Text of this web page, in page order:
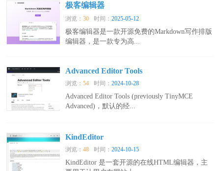
极客编辑器
浏览：30 时间：2025-05-12
极客编辑器是一款开源免费的Markdown写作排版
编辑器，是一款专为高...
Advanced Editor Tools
浏览：54 时间：2024-10-28
Advanced Editor Tools (previously TinyMCE
Advanced)，默认的经...
KindEditor
浏览：48 时间：2024-10-15
KindEditor 是一套开源的在线HTML编辑器，主